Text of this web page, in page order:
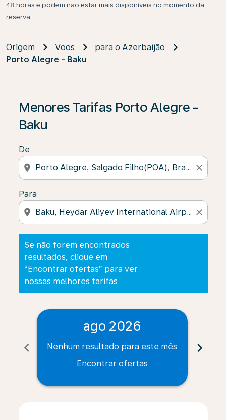
48 horas e podem não estar mais disponíveis no momento da
reserva.
Origem Voos
para o Azerbaijão
Porto Alegre - Baku
Menores Tarifas Porto Alegre -
Baku
De
location_on close
Para
location_on close
Se não forem encontrados
resultados, clique em
“Encontrar ofertas” para ver
nossas melhores tarifas
Se não forem encontrados resultados, clique em
chevron_left
ago 2026
Nenhum resultado para este mês
Encontrar ofertas
chevron_right